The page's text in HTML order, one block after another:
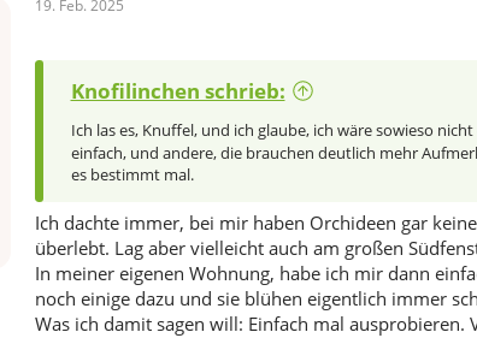
:
19. Feb. 2025
Knofilinchen schrieb:
Ich las es, Knuffel, und ich glaube, ich wäre sowieso
einfach, und andere, die brauchen deutlich mehr
es bestimmt mal.
Ich dachte immer, bei mir haben Orchideen gar
überlebt. Lag aber vielleicht auch am großen
In meiner eigenen Wohnung, habe ich mir dann
noch einige dazu und sie blühen eigentlich immer
Was ich damit sagen will: Einfach mal ausprobieren.